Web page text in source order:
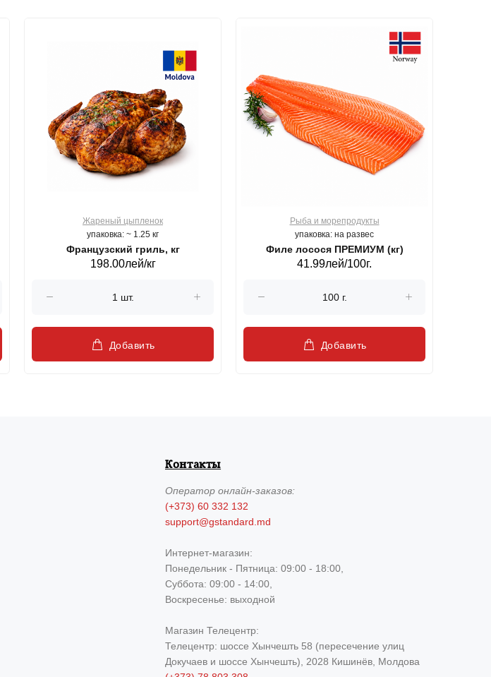
Жареный цыпленок
упаковка: ~ 1.25 кг
Французский гриль, кг
198.00лей/кг
Добавить
Рыба и морепродукты
упаковка: на развес
Филе лосося ПРЕМИУМ (кг)
41.99лей/100г.
Добавить
Контакты
Операторонлайн-заказов:
(+373) 60 332 132
support@gstandard.md
Интернет-магазин:
Понедельник - Пятница: 09:00 - 18:00,
Суббота: 09:00 - 14:00,
Воскресенье: выходной
Магазин Телецентр:
Телецентр: шоссе Хынчешть 58 (пересечение улиц
Докучаев и шоссе Хынчешть), 2028 Кишинёв, Молдова